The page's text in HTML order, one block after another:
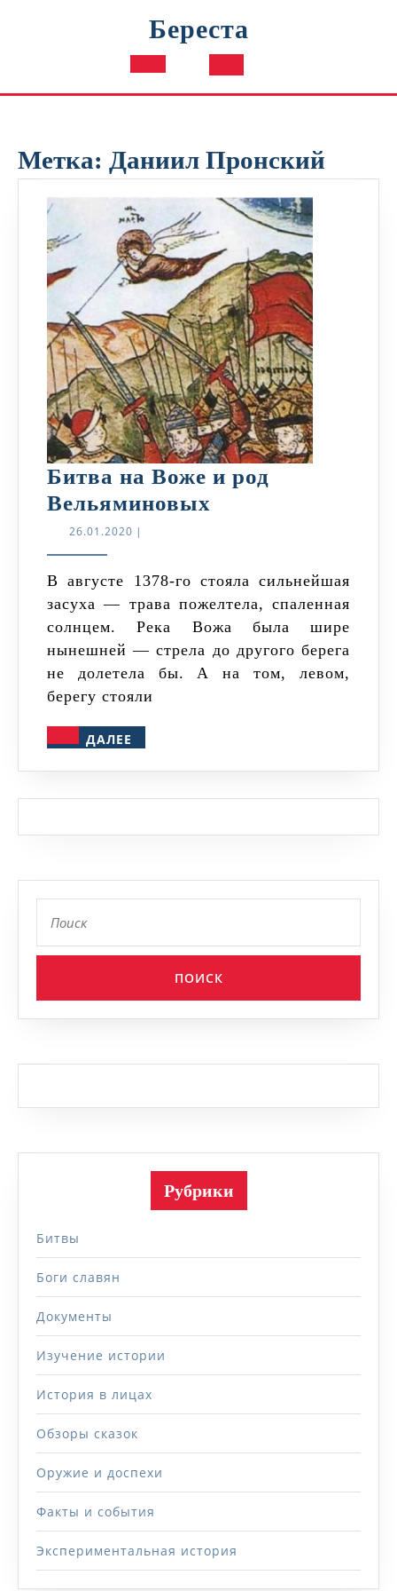
Береста
Кнопка
Метка: Даниил Пронский
Битва на Воже и род
Вельяминовых
и
род
Вельяминовых
26.01.2020 26.01.2020
|
В августе 1378-го стояла сильнейшая
засуха — трава пожелтела, спаленная
солнцем. Река Вожа была шире
нынешней — стрела до другого берега
не долетела бы. А на том, левом,
берегу стояли
ДАЛЕЕ
Рубрики
Битвы
Боги славян
Документы
Изучение истории
История в лицах
Обзоры сказок
Оружие и доспехи
Факты и события
Экспериментальная история